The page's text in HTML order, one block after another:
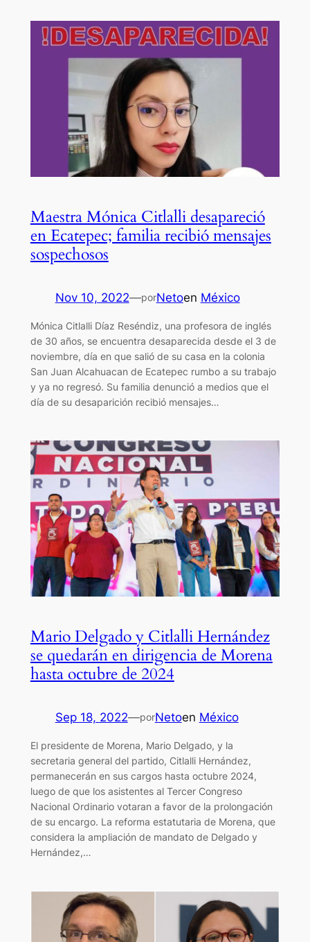
Maestra Mónica Citlalli desapareció
en Ecatepec; familia recibió mensajes
sospechosos
Nov 10, 2022—porNetoen México
Mónica Citlalli Díaz Reséndiz, una profesora de inglés
de 30 años, se encuentra desaparecida desde el 3 de
noviembre, día en que salió de su casa en la colonia
San Juan Alcahuacan de Ecatepec rumbo a su trabajo
y ya no regresó. Su familia denunció a medios que el
día de su desaparición recibió mensajes…
Mario Delgado y Citlalli Hernández
se quedarán en dirigencia de Morena
hasta octubre de 2024
Sep 18, 2022—porNetoen México
El presidente de Morena, Mario Delgado, y la
secretaria general del partido, Citlalli Hernández,
permanecerán en sus cargos hasta octubre 2024,
luego de que los asistentes al Tercer Congreso
Nacional Ordinario votaran a favor de la prolongación
de su encargo. La reforma estatutaria de Morena, que
considera la ampliación de mandato de Delgado y
Hernández,…